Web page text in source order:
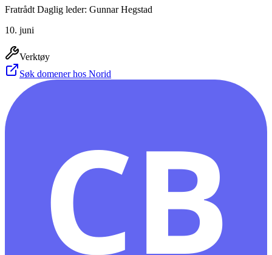
Fratrådt Daglig leder: Gunnar Hegstad
10. juni
Verktøy
Søk domener hos Norid
CB